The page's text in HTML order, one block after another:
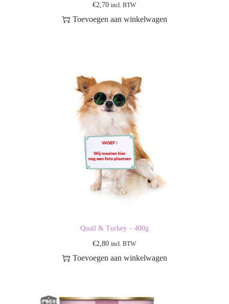
€2,70 incl. BTW
Toevoegen aan winkelwagen
Quail & Turkey – 400g
€2,80 incl. BTW
Toevoegen aan winkelwagen